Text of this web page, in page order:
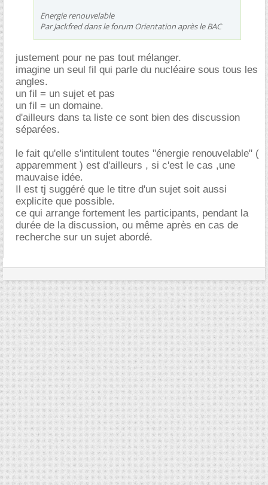
Energie renouvelable
Par Jackfred dans le forum Orientation après le BAC
justement pour ne pas tout mélanger.
imagine un seul fil qui parle du nucléaire sous tous les
angles.
un fil = un sujet et pas
un fil = un domaine.
d'ailleurs dans ta liste ce sont bien des discussion
séparées.
le fait qu'elle s'intitulent toutes "énergie renouvelable" (
apparemment ) est d'ailleurs , si c'est le cas ,une
mauvaise idée.
Il est tj suggéré que le titre d'un sujet soit aussi
explicite que possible.
ce qui arrange fortement les participants, pendant la
durée de la discussion, ou même après en cas de
recherche sur un sujet abordé.